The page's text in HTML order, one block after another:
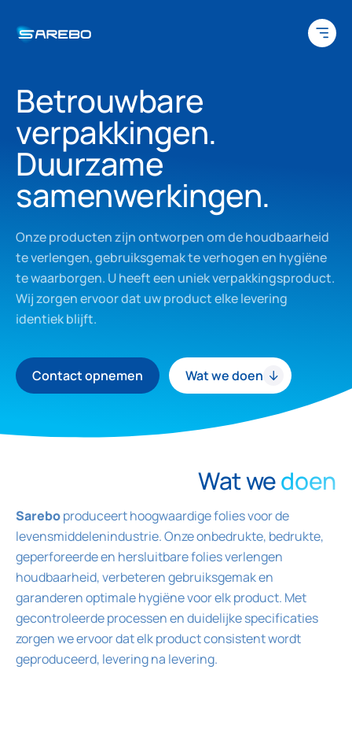
Betrouwbare
verpakkingen.
Duurzame
samenwerkingen.
Onze producten zijn ontworpen om de houdbaarheid
te verlengen, gebruiksgemak te verhogen en hygiëne
te waarborgen. U heeft een uniek verpakkingsproduct.
Wij zorgen ervoor dat uw product elke levering
identiek blijft.
Contact opnemen Wat we doen
Wat wedoen
Sareboproduceert hoogwaardige folies voor de
levensmiddelenindustrie. Onze onbedrukte, bedrukte,
geperforeerde en hersluitbare folies verlengen
houdbaarheid, verbeteren gebruiksgemak en
garanderen optimale hygiëne voor elk product. Met
gecontroleerde processen en duidelijke specificaties
zorgen we ervoor dat elk product consistent wordt
geproduceerd, levering na levering.